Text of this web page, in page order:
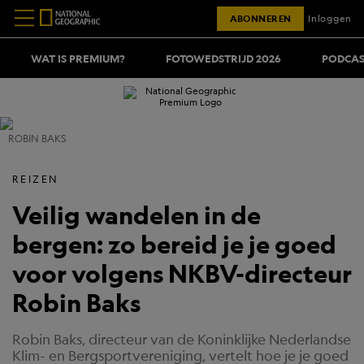
WAT IS PREMIUM? FOTOWEDSTRIJD 2026
ABONNEREN Inloggen
ROBIN BAKS
REIZEN
Veilig wandelen in de
bergen: zo bereid je je goed
voor volgens NKBV-directeur
Robin Baks
Robin Baks, directeur van de Koninklijke Nederlandse
Klim- en Bergsportvereniging, vertelt hoe je je goed